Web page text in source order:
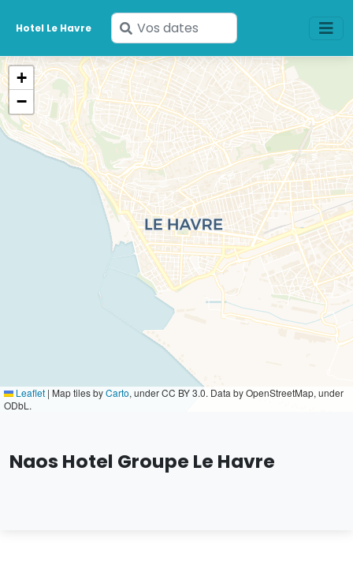
Hotel Le Havre
Saisissez
vos
dates
+
−
Leaflet | Map tiles byCarto, under CC BY 3.0. Data by OpenStreetMap, under
ODbL.
Naos Hotel Groupe Le Havre